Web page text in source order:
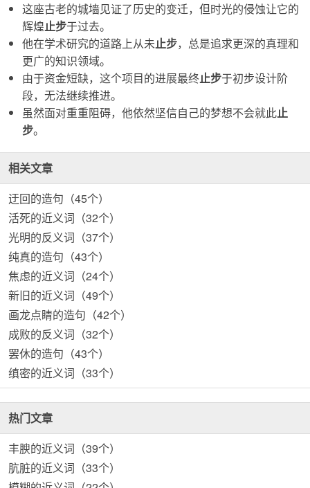
这座古老的城墙见证了历史的变迁，但时光的侵蚀让它的
辉煌止步于过去。
他在学术研究的道路上从未止步，总是追求更深的真理和
更广的知识领域。
由于资金短缺，这个项目的进展最终止步于初步设计阶
段，无法继续推进。
虽然面对重重阻碍，他依然坚信自己的梦想不会就此止
步。
相关文章
迂回的造句（45个）
活死的近义词（32个）
光明的反义词（37个）
纯真的造句（43个）
焦虑的近义词（24个）
新旧的近义词（49个）
画龙点睛的造句（42个）
成败的反义词（32个）
罢休的造句（43个）
缜密的近义词（33个）
热门文章
丰腴的近义词（39个）
肮脏的近义词（33个）